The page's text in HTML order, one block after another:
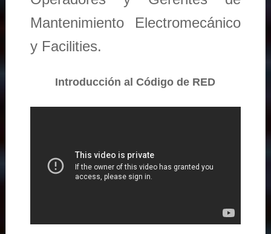
Mantenimiento Electromecánico
y Facilities.
Introducción al Código de RED